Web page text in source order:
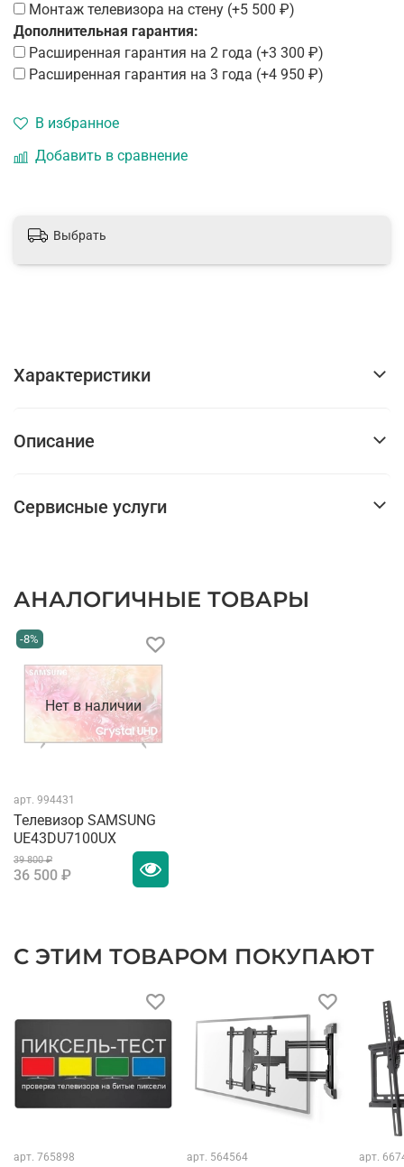
В избранное
Добавить в сравнение
Дополнительная гарантия:
Расширенная гарантия на 2 года (+3 300 ₽)
Расширенная гарантия на 3 года (+4 950 ₽)
Монтаж телевизора на стену (+5 500 ₽)
Выбрать
Характеристики
Описание
Сервисные услуги
АНАЛОГИЧНЫЕ ТОВАРЫ
Нет в наличии
-8%
арт. 994431
Телевизор SAMSUNG
UE43DU7100UX
39 800 ₽
36 500 ₽
С ЭТИМ ТОВАРОМ ПОКУПАЮТ
арт. 765898 арт. 564564 арт.